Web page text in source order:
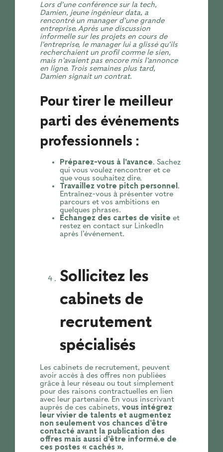
Lors d’une conférence sur la tech,
Damien, jeune ingénieur data, a
rencontré un manager d’une grande
entreprise. Après une discussion
informelle sur les projets en cours de
l’entreprise, le manager lui a glissé qu’ils
recherchaient un profil comme le sien,
mais n’avaient pas encore mis l’annonce
en ligne. Trois semaines plus tard,
Damien signait un contrat.
Pour tirer le meilleur
parti des événements
professionnels :
Préparez-vous à l’avance. Sachez
qui vous voulez rencontrer et ce
que vous souhaitez dire.
Travaillez votre pitch personnel .
Entraînez-vous à présenter votre
parcours et vos ambitions en
quelques phrases.
Échangez des cartes de visite et
restez en contact sur LinkedIn
après l’événement.
Sollicitez les
cabinets de
recrutement
spécialisés
Les cabinets de recrutement, peuvent
avoir accès à des offres non publiées
grâce à leur réseau ou tout simplement
pour des raisons contractuelles en lien
avec leur partenaire. En vous inscrivant
auprès de ces cabinets, vous intégrez
leur vivier de talents et augmentez
non seulement vos chances d’être
contacté avant la publication des
offres mais aussi d’être informé.e de
ces postes « cachés ».